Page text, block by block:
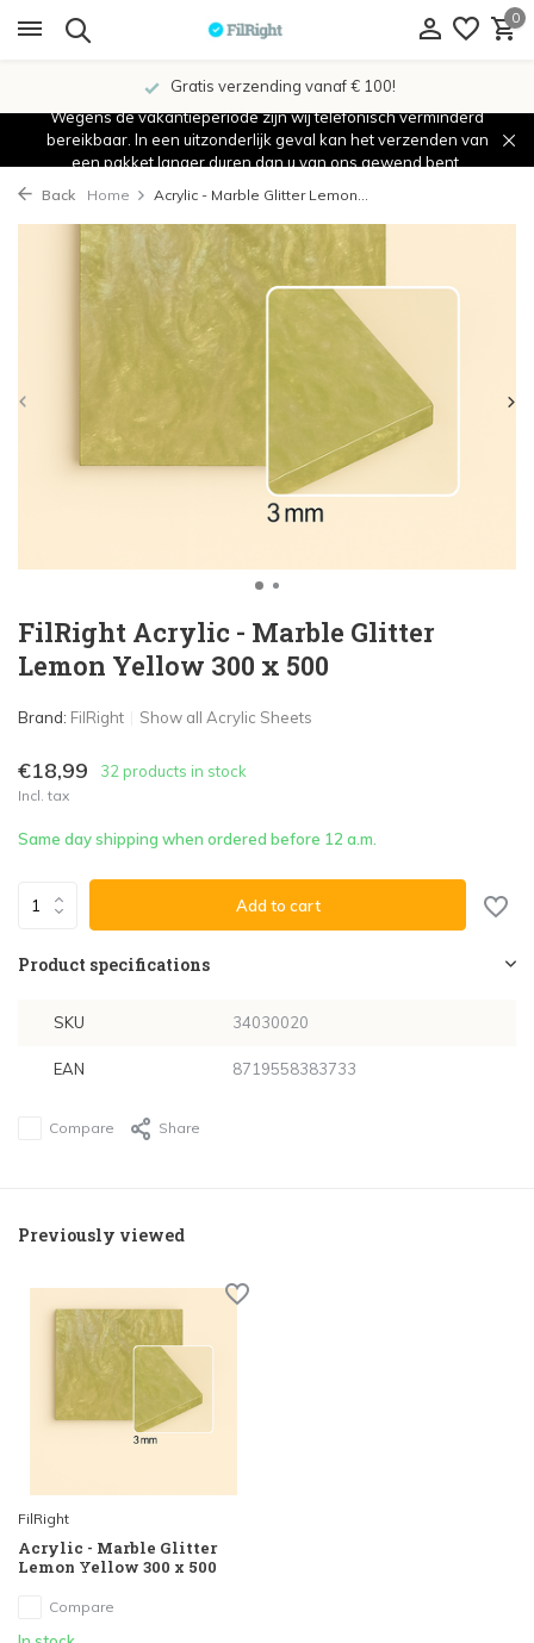
0
Gratis verzending vanaf € 100!
Wegens de vakantieperiode zijn wij telefonisch verminderd
bereikbaar. In een uitzonderlijk geval kan het verzenden van
een pakket langer duren dan u van ons gewend bent.
Back Home Acrylic - Marble Glitter Lemon...
FilRight Acrylic - Marble Glitter
Lemon Yellow 300 x 500
Brand: FilRight Show all Acrylic Sheets
€18,99 32 products in stock
Incl. tax
Same day shipping when ordered before 12 a.m.
Add to cart
Product specifications
SKU 34030020
EAN 8719558383733
Compare Share
Previously viewed
FilRight
Acrylic - Marble Glitter
Lemon Yellow 300 x 500
Compare